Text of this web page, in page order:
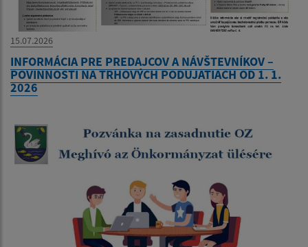
15.07.2026
INFORMÁCIA PRE PREDAJCOV A NÁVŠTEVNÍKOV –
POVINNOSTI NA TRHOVÝCH PODUJATIACH OD 1. 1.
2026